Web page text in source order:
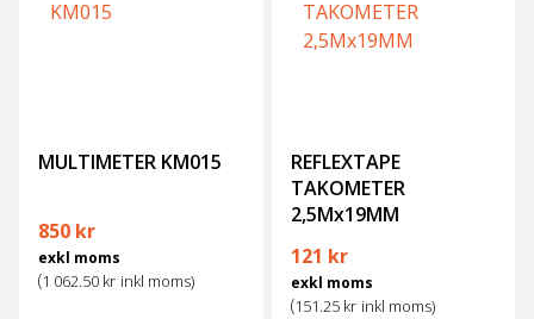
MULTIMETER KM015
850 kr
exkl moms
(1 062.50 kr inkl moms)
REFLEXTAPE
TAKOMETER
2,5Mx19MM
121 kr
exkl moms
(151.25 kr inkl moms)